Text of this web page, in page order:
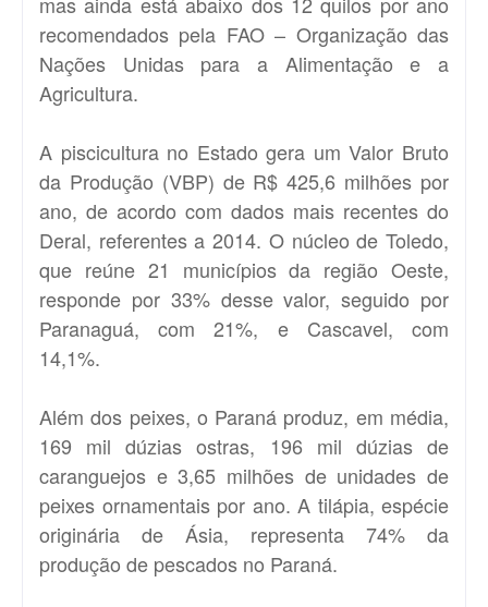
recomendados pela FAO – Organização das
Nações Unidas para a Alimentação e a
Agricultura.
A piscicultura no Estado gera um Valor Bruto
da Produção (VBP) de R$ 425,6 milhões por
ano, de acordo com dados mais recentes do
Deral, referentes a 2014. O núcleo de Toledo,
que reúne 21 municípios da região Oeste,
responde por 33% desse valor, seguido por
Paranaguá, com 21%, e Cascavel, com
14,1%.
Além dos peixes, o Paraná produz, em média,
169 mil dúzias ostras, 196 mil dúzias de
caranguejos e 3,65 milhões de unidades de
peixes ornamentais por ano. A tilápia, espécie
originária de Ásia, representa 74% da
produção de pescados no Paraná.